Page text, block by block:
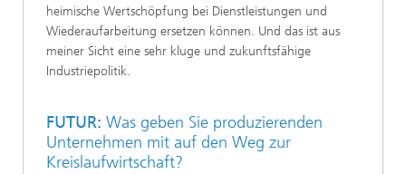
heimische Wertschöpfung bei Dienstleistungen und
Wiederaufarbeitung ersetzen können. Und das ist aus
meiner Sicht eine sehr kluge und zukunftsfähige
Industriepolitik.
FUTUR: Was geben Sie produzierenden
Unternehmen mit auf den Weg zur
Kreislaufwirtschaft?